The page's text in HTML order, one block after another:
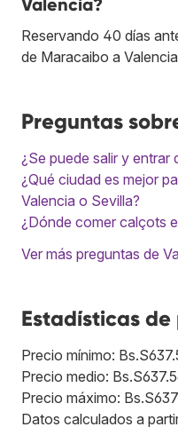
Reservando 40 días
de Maracaibo a
Preguntas
¿Se puede salir y entrar
¿Qué ciudad es mejor
Valencia o Sevilla?
¿Dónde comer calçots
Ver más preguntas de
Estadísticas
Precio mínimo:
Precio medio:
Precio máximo:
Datos calculados a